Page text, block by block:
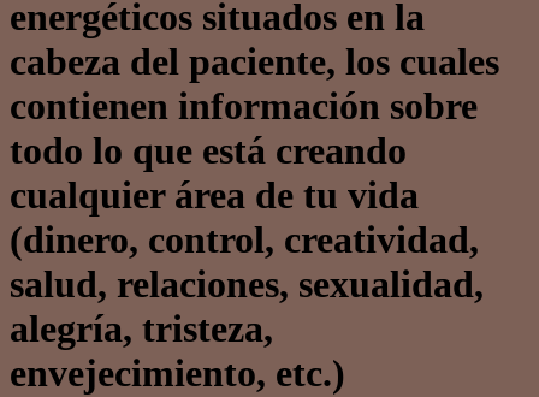
energéticos situados en la
cabeza del paciente, los cuales
contienen información sobre
todo lo que está creando
cualquier área de tu vida
(dinero, control, creatividad,
salud, relaciones, sexualidad,
alegría, tristeza,
envejecimiento, etc.)